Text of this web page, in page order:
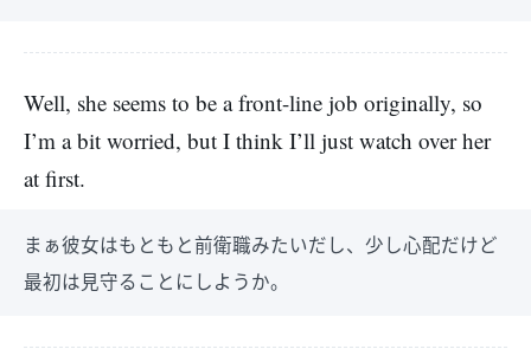
Well, she seems to be a front-line job originally, so
I’m a bit worried, but I think I’ll just watch over her
at first.
まぁ彼女はもともと前衛職みたいだし、少し心配だけど
最初は見守ることにしようか。